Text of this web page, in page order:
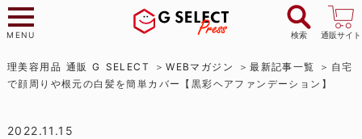
MENU 検索 通販サイト
理美容用品 通販 G SELECT WEBマガジン 最新記事一覧
自宅
で顔周りや根元の白髪を簡単カバー【黒彩ヘアファンデーション】
2022.11.15